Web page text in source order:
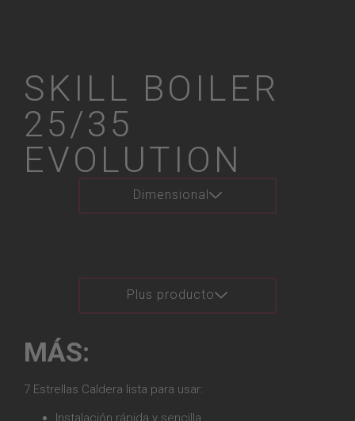
SKILL BOILER
25/35
EVOLUTION
Dimensional
Plus producto
MÁS:
7 Estrellas Caldera lista para usar:
Instalación rápida y sencilla.